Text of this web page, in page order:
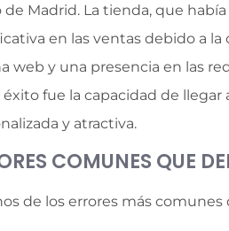
de Madrid. La tienda, que
en las ventas debido a
web y una presencia en las
éxito fue la capacidad de
y atractiva.
COMUNES QUE
de los errores más